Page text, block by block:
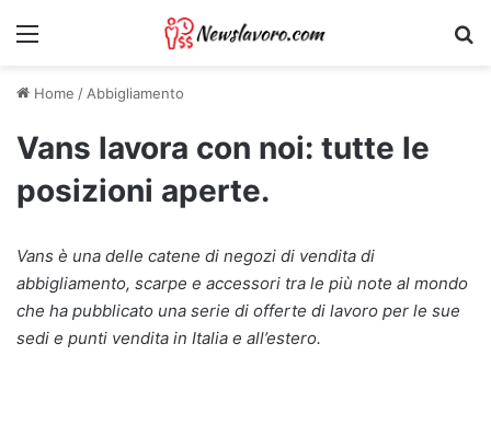
Menu
Home /Abbigliamento
Vans lavora con noi: tutte le
posizioni aperte.
Vans è una delle catene di negozi di vendita di
abbigliamento, scarpe e accessori tra le più note al mondo
che ha pubblicato una serie di offerte di lavoro per le sue
sedi e punti vendita in Italia e all’estero.